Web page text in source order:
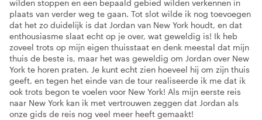
wilden stoppen en een bepaald gebied wilden verkennen in
plaats van verder weg te gaan. Tot slot wilde ik nog toevoegen
dat het zo duidelijk is dat Jordan van New York houdt, en dat
enthousiasme slaat echt op je over, wat geweldig is! Ik heb
zoveel trots op mijn eigen thuisstaat en denk meestal dat mijn
thuis de beste is, maar het was geweldig om Jordan over New
York te horen praten. Je kunt echt zien hoeveel hij om zijn thuis
geeft, en tegen het einde van de tour realiseerde ik me dat ik
ook trots begon te voelen voor New York! Als mijn eerste reis
naar New York kan ik met vertrouwen zeggen dat Jordan als
onze gids de reis nog veel meer heeft gemaakt!